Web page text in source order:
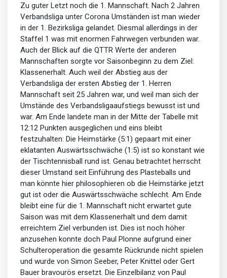
Zu guter Letzt noch die 1. Mannschaft. Nach 2 Jahren
Verbandsliga unter Corona Umständen ist man wieder
in der 1. Bezirksliga gelandet. Diesmal allerdings in der
Staffel 1 was mit enormen Fahrwegen verbunden war.
Auch der Blick auf die QTTR Werte der anderen
Mannschaften sorgte vor Saisonbeginn zu dem Ziel:
Klassenerhalt. Auch weil der Abstieg aus der
Verbandsliga der ersten Abstieg der 1. Herren
Mannschaft seit 25 Jahren war, und weil man sich der
Umstände des Verbandsligaaufstiegs bewusst ist und
war. Am Ende landete man in der Mitte der Tabelle mit
12:12 Punkten ausgeglichen und eins bleibt
festzuhalten: Die Heimstärke (5:1) gepaart mit einer
eklatanten Auswärtsschwäche (1:5) ist so konstant wie
der Tischtennisball rund ist. Genau betrachtet herrscht
dieser Umstand seit Einführung des Plasteballs und
man könnte hier philosophieren ob die Heimstärke jetzt
gut ist oder die Auswärtsschwäche schlecht. Am Ende
bleibt eine für die 1. Mannschaft nicht erwartet gute
Saison was mit dem Klassenerhalt und dem damit
erreichtem Ziel verbunden ist. Dies ist noch höher
anzusehen konnte doch Paul Plonne aufgrund einer
Schulteroperation die gesamte Rückrunde nicht spielen
und wurde von Simon Seeber, Peter Knittel oder Gert
Bauer bravourös ersetzt. Die Einzelbilanz von Paul